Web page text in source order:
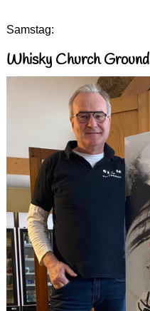
Samstag:
Whisky Church Ground